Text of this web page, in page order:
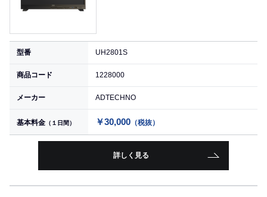
型番 UH2801S
商品コード 1228000
メーカー ADTECHNO
基本料金 （１日間） ￥30,000 （税抜）
詳しく見る